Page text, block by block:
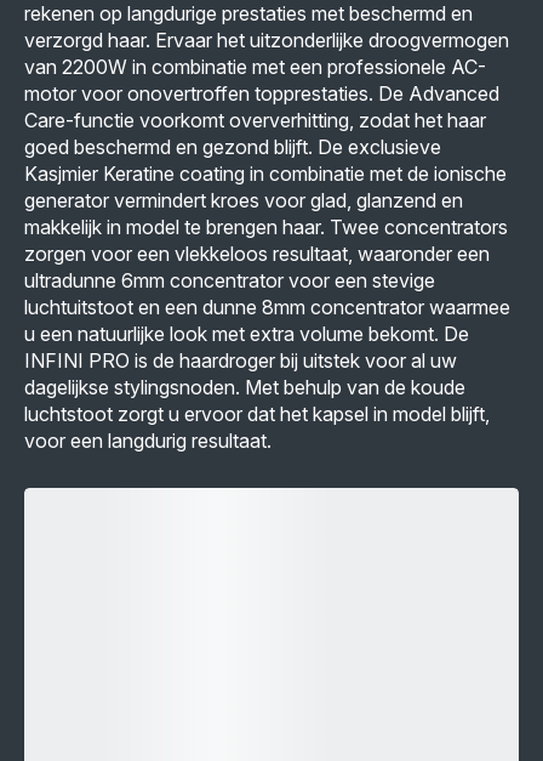
rekenen op langdurige prestaties met beschermd en
verzorgd haar. Ervaar het uitzonderlijke droogvermogen
van 2200W in combinatie met een professionele AC-
motor voor onovertroffen topprestaties. De Advanced
Care-functie voorkomt oververhitting, zodat het haar
goed beschermd en gezond blijft. De exclusieve
Kasjmier Keratine coating in combinatie met de ionische
generator vermindert kroes voor glad, glanzend en
makkelijk in model te brengen haar. Twee concentrators
zorgen voor een vlekkeloos resultaat, waaronder een
ultradunne 6mm concentrator voor een stevige
luchtuitstoot en een dunne 8mm concentrator waarmee
u een natuurlijke look met extra volume bekomt. De
INFINI PRO is de haardroger bij uitstek voor al uw
dagelijkse stylingsnoden. Met behulp van de koude
luchtstoot zorgt u ervoor dat het kapsel in model blijft,
voor een langdurig resultaat.